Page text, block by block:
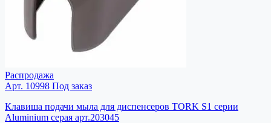
Распродажа
Арт. 10998 Под заказ
Клавиша подачи мыла для диспенсеров TORK S1 серии
Aluminium серая арт.203045